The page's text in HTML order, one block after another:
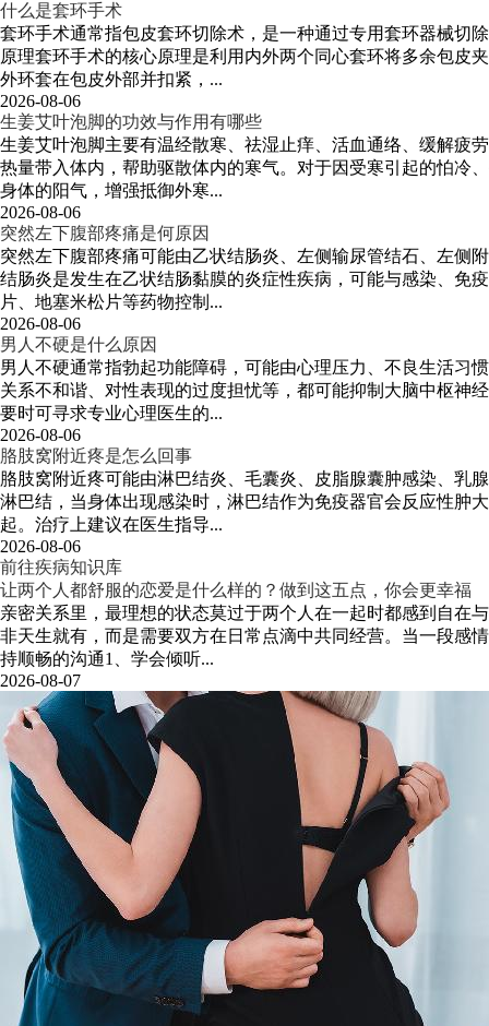
什么是套环手术
套环手术通常指包皮套环切除术，是一种通过专用套环器械切
原理套环手术的核心原理是利用内外两个同心套环将多余包皮
外环套在包皮外部并扣紧，...
2026-08-06
生姜艾叶泡脚的功效与作用有哪些
生姜艾叶泡脚主要有温经散寒、祛湿止痒、活血通络、缓解疲
热量带入体内，帮助驱散体内的寒气。对于因受寒引起的怕冷
身体的阳气，增强抵御外寒...
2026-08-06
突然左下腹部疼痛是何原因
突然左下腹部疼痛可能由乙状结肠炎、左侧输尿管结石、左侧
结肠炎是发生在乙状结肠黏膜的炎症性疾病，可能与感染、免
片、地塞米松片等药物控制...
2026-08-06
男人不硬是什么原因
男人不硬通常指勃起功能障碍，可能由心理压力、不良生活习
关系不和谐、对性表现的过度担忧等，都可能抑制大脑中枢神
要时可寻求专业心理医生的...
2026-08-06
胳肢窝附近疼是怎么回事
胳肢窝附近疼可能由淋巴结炎、毛囊炎、皮脂腺囊肿感染、乳
淋巴结，当身体出现感染时，淋巴结作为免疫器官会反应性肿
起。治疗上建议在医生指导...
2026-08-06
前往疾病知识库
让两个人都舒服的恋爱是什么样的？做到这五点，你会更幸福
亲密关系里，最理想的状态莫过于两个人在一起时都感到自在
非天生就有，而是需要双方在日常点滴中共同经营。当一段感
持顺畅的沟通1、学会倾听...
2026-08-07